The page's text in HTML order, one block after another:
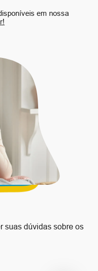
em nossa
suas dúvidas sobre os